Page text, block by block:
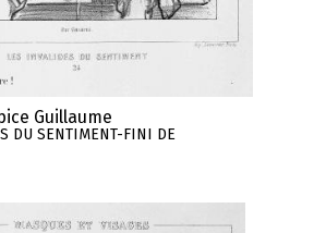
Guillaume
DU SENTIMENT-FINI DE